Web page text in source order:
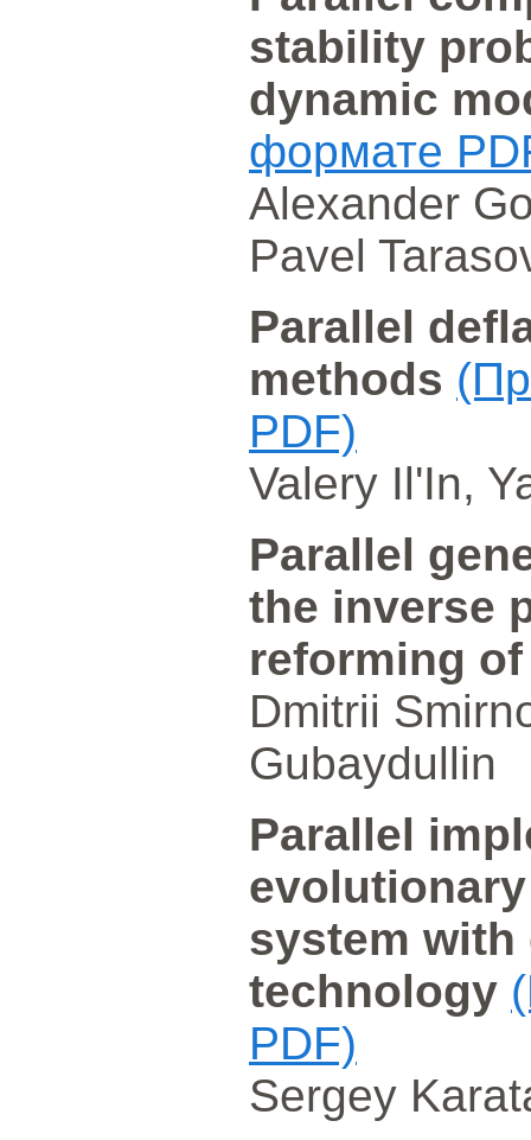
stability
dynamic
формате
Alexander
Pavel
Parallel
methods
PDF)
Valery Il'In,
Parallel
the inverse
reforming
Dmitrii
Gubaydullin
Parallel
system with
technology
PDF)
Sergey